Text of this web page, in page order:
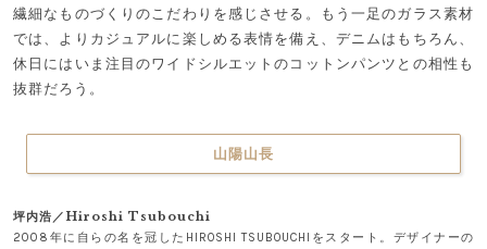
繊細なものづくりのこだわりを感じさせる。もう一足のガラス素材
では、よりカジュアルに楽しめる表情を備え、デニムはもちろん、
休日にはいま注目のワイドシルエットのコットンパンツとの相性も
抜群だろう。
山陽山長
坪内浩／Hiroshi Tsubouchi
2008年に自らの名を冠したHIROSHI TSUBOUCHIをスタート。デザイナーの